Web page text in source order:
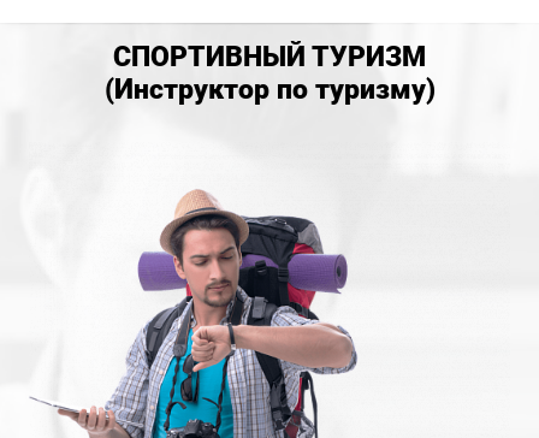
СПОРТИВНЫЙ ТУРИЗМ
(Инструктор по туризму)